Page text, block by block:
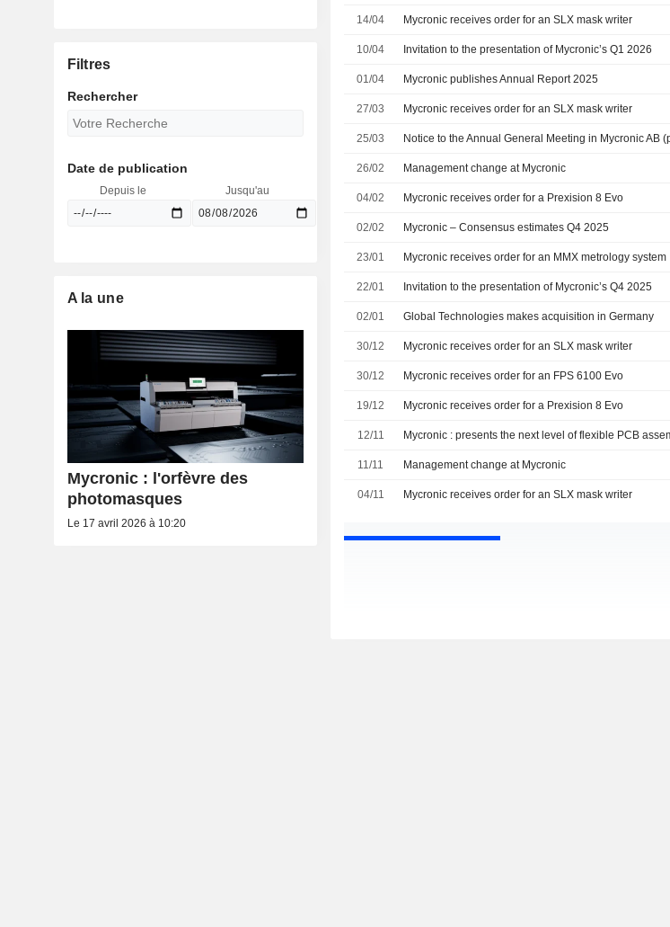
14/04 Mycronic receives order for an SLX mask writer
10/04 Invitation to the presentation of Mycronic’s Q1 2026
01/04 Mycronic publishes Annual Report 2025
27/03 Mycronic receives order for an SLX mask writer
25/03 Notice to the Annual General Meeting in Mycronic AB
26/02 Management change at Mycronic
04/02 Mycronic receives order for a Prexision 8 Evo
02/02 Mycronic – Consensus estimates Q4 2025
23/01 Mycronic receives order for an MMX metrology system
22/01 Invitation to the presentation of Mycronic’s Q4 2025
02/01 Global Technologies makes acquisition in Germany
30/12 Mycronic receives order for an SLX mask writer
30/12 Mycronic receives order for an FPS 6100 Evo
19/12 Mycronic receives order for a Prexision 8 Evo
12/11
11/11 Management change at Mycronic
04/11 Mycronic receives order for an SLX mask writer
Filtres
Rechercher
Date de publication
Depuis le Jusqu'au
A la une
Mycronic : l'orfèvre des
photomasques
Le 17 avril 2026 à 10:20